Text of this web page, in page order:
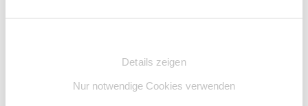
Details zeigen
Nur notwendige Cookies verwenden